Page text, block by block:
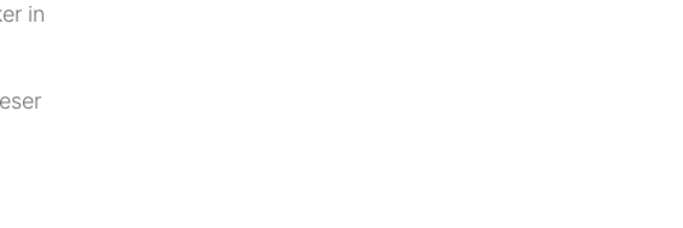
in